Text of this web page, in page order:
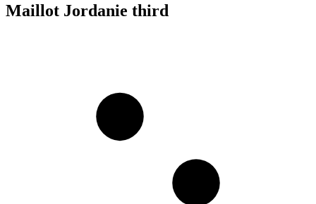
Maillot Jordanie third